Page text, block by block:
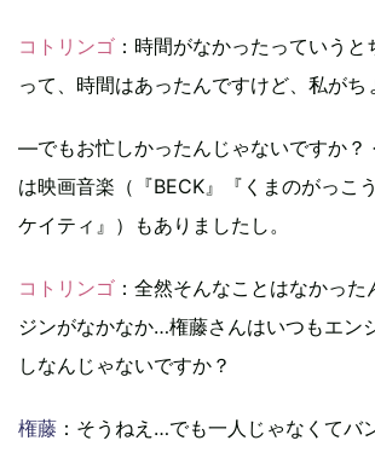
コトリンゴ ：時間がなかったっていう
って、時間はあったんですけど、私がち
―でもお忙しかったんじゃないですか？
は映画音楽（『BECK』『くまのがっこ
ケイティ』）もありましたし。
コトリンゴ ：全然そんなことはなかっ
ジンがなかなか…権藤さんはいつもエン
しなんじゃないですか？
権藤 ：そうねえ…でも一人じゃなくてバ